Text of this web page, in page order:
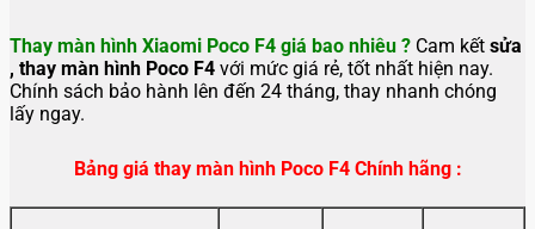
Thay màn hình Xiaomi Poco F4 giá bao nhiêu ? Cam kết sửa
, thay màn hình Poco F4 với mức giá rẻ, tốt nhất hiện nay.
Chính sách bảo hành lên đến 24 tháng, thay nhanh chóng
lấy ngay.
Bảng giá thay màn hình Poco F4 Chính hãng :